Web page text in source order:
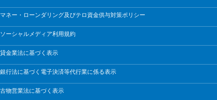
マネー・ローンダリング及びテロ資金供与対策ポリシー
ソーシャルメディア利用規約
貸金業法に基づく表示
銀行法に基づく電子決済等代行業に係る表示
古物営業法に基づく表示